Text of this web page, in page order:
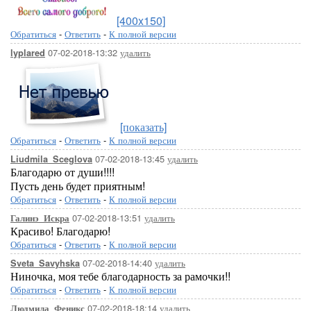
[400x150]
Обратиться - Ответить - К полной версии
lyplared 07-02-2018-13:32 удалить
[показать]
Обратиться - Ответить - К полной версии
Liudmila_Sceglova 07-02-2018-13:45 удалить
Благодарю от души!!!!
Пусть день будет приятным!
Обратиться - Ответить - К полной версии
Галинэ_Искра 07-02-2018-13:51 удалить
Красиво! Благодарю!
Обратиться - Ответить - К полной версии
Sveta_Savyhska 07-02-2018-14:40 удалить
Ниночка, моя тебе благодарность за рамочки!!
Обратиться - Ответить - К полной версии
Людмила_Феникс 07-02-2018-18:14 удалить